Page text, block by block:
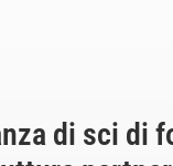
di sci di